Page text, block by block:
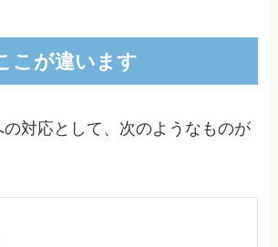
こが違います
対応として、次のようなものが